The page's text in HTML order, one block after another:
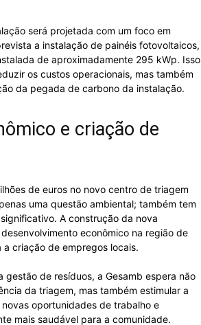
será projetada com um foco em
a instalação de painéis fotovoltaicos,
de aproximadamente 295 kWp. Isso
os custos operacionais, mas também
da pegada de carbono da instalação.
e criação de
de euros no novo centro de triagem
uma questão ambiental; também tem
A construção da nova
econômico na região de
criação de empregos locais.
gestão de resíduos, a Gesamb espera não
da triagem, mas também estimular a
oportunidades de trabalho e
mais saudável para a comunidade.